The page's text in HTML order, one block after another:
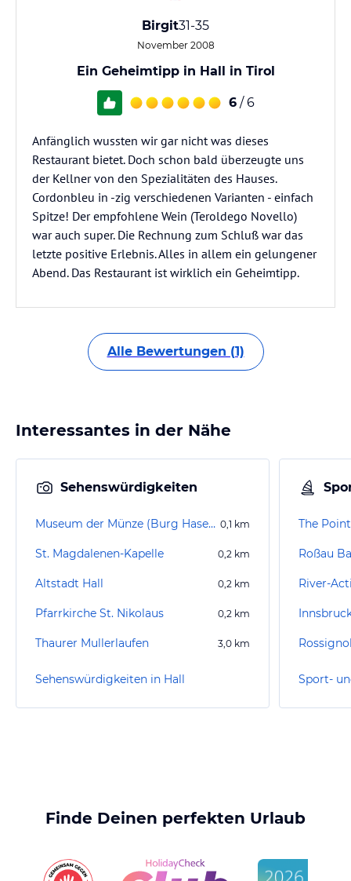
Birgit31-35
November 2008
Ein Geheimtipp in Hall in Tirol
6 / 6
Anfänglich wussten wir gar nicht was dieses
Restaurant bietet. Doch schon bald überzeugte uns
der Kellner von den Spezialitäten des Hauses.
Cordonbleu in -zig verschiedenen Varianten - einfach
Spitze! Der empfohlene Wein (Teroldego Novello)
war auch super. Die Rechnung zum Schluß war das
letzte positive Erlebnis. Alles in allem ein gelungener
Abend. Das Restaurant ist wirklich ein Geheimtipp.
Alle Bewertungen (1)
Interessantes in der Nähe
Sehenswürdigkeiten
Museum der Münze (Burg Hasegg) 0,1 km
St. Magdalenen-Kapelle 0,2 km
Altstadt Hall 0,2 km
Pfarrkirche St. Nikolaus 0,2 km
Thaurer Mullerlaufen 3,0 km
Sehenswürdigkeiten in Hall
The
Roßau
River-
Sport-
Finde Deinen perfekten Urlaub